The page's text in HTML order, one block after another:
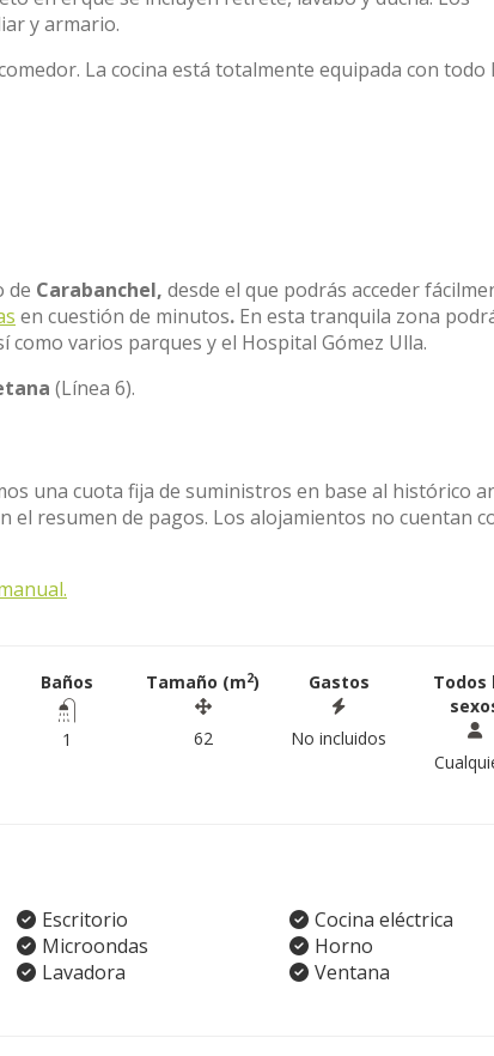
y armario.
La cocina está totalmente equipada con todo
de Carabanchel, desde el que podrás acceder
en cuestión de minutos. En esta tranquila zona
varios parques y el Hospital Gómez Ulla.
(Línea 6).
una cuota fija de suministros en base al histórico
resumen de pagos. Los alojamientos no cuentan
Baños
1
Tamaño (m2)
62
Gastos
No incluidos
Todos
Escritorio
Cocina eléctrica
Microondas
Horno
Lavadora
Ventana